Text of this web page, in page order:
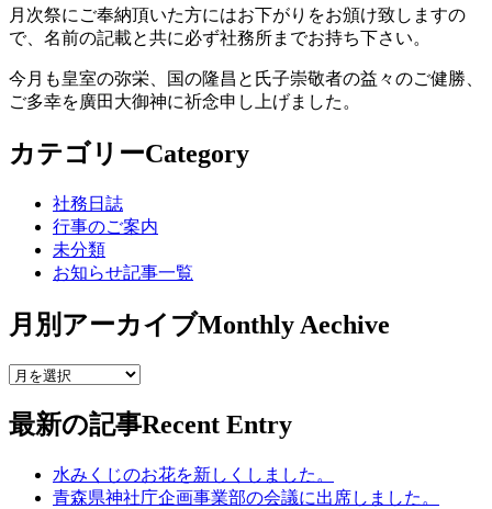
月次祭にご奉納頂いた方にはお下がりをお頒け致しますの
で、名前の記載と共に必ず社務所までお持ち下さい。
今月も皇室の弥栄、国の隆昌と氏子崇敬者の益々のご健勝、
ご多幸を廣田大御神に祈念申し上げました。
カテゴリーCategory
社務日誌
行事のご案内
未分類
お知らせ記事一覧
月別アーカイブMonthly Aechive
最新の記事Recent Entry
水みくじのお花を新しくしました。
青森県神社庁企画事業部の会議に出席しました。